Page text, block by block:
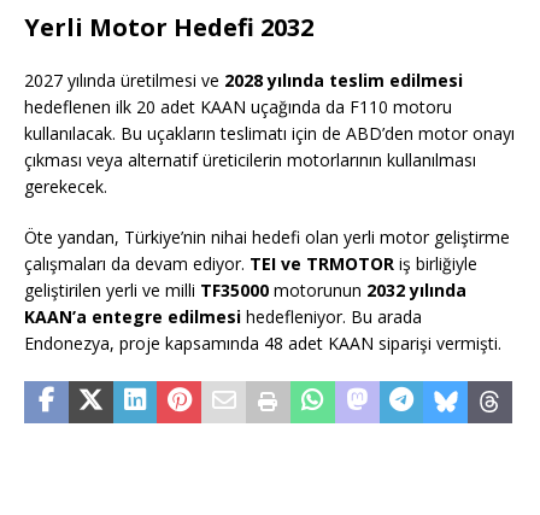
Yerli Motor Hedefi 2032
2027 yılında üretilmesi ve 2028 yılında teslim edilmesi
hedeflenen ilk 20 adet KAAN uçağında da F110 motoru
kullanılacak. Bu uçakların teslimatı için de ABD’den motor onayı
çıkması veya alternatif üreticilerin motorlarının kullanılması
gerekecek.
Öte yandan, Türkiye’nin nihai hedefi olan yerli motor geliştirme
çalışmaları da devam ediyor. TEI ve TRMOTOR iş birliğiyle
geliştirilen yerli ve milli TF35000 motorunun 2032 yılında
KAAN’a entegre edilmesi hedefleniyor. Bu arada
Endonezya, proje kapsamında 48 adet KAAN siparişi vermişti.